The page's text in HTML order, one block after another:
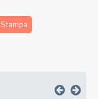
Stampa